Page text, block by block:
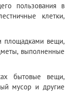
пользования в
клетки,
площадками вещи,
выполненные
бытовые вещи,
мусор и другие